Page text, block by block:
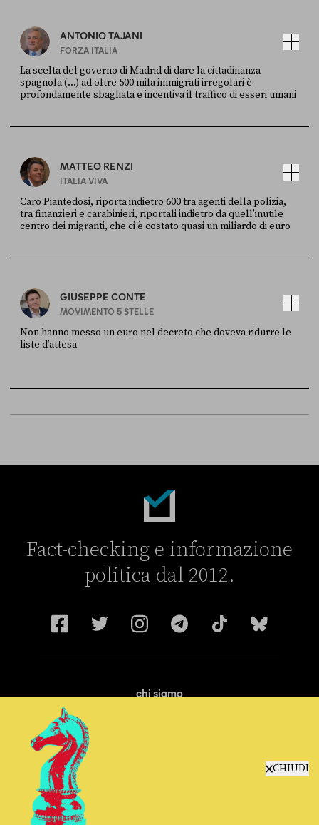
CHIUDI
ANTONIO TAJANI
FORZA ITALIA
La scelta del governo di Madrid di dare la cittadinanza
spagnola (...) ad oltre 500 mila immigrati irregolari è
profondamente sbagliata e incentiva il traffico di esseri umani
MATTEO RENZI
ITALIA VIVA
Caro Piantedosi, riporta indietro 600 tra agenti della polizia,
tra finanzieri e carabinieri, riportali indietro da quell’inutile
centro dei migranti, che ci è costato quasi un miliardo di euro
GIUSEPPE CONTE
MOVIMENTO 5 STELLE
Non hanno messo un euro nel decreto che doveva ridurre le
liste d’attesa
Fact-checking e informazione
politica dal 2012.
chi siamo